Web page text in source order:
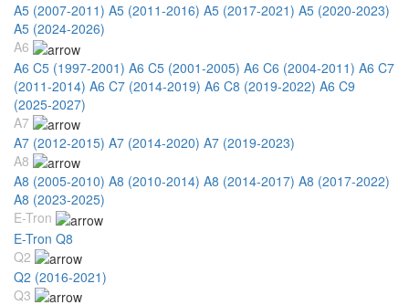
A5 (2007-2011) A5 (2011-2016) A5 (2017-2021) A5 (2020-2023)
A5 (2024-2026)
A6
A6 C5 (1997-2001) A6 C5 (2001-2005) A6 C6 (2004-2011) A6 C7
(2011-2014) A6 C7 (2014-2019) A6 C8 (2019-2022) A6 C9
(2025-2027)
A7
A7 (2012-2015) A7 (2014-2020) A7 (2019-2023)
A8
A8 (2005-2010) A8 (2010-2014) A8 (2014-2017) A8 (2017-2022)
A8 (2023-2025)
E-Tron
E-Tron Q8
Q2
Q2 (2016-2021)
Q3